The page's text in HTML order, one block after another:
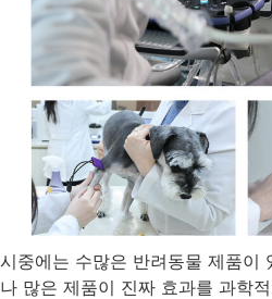
시중에는 수많은 반려동물 제품이
나 많은 제품이 진짜 효과를 과학